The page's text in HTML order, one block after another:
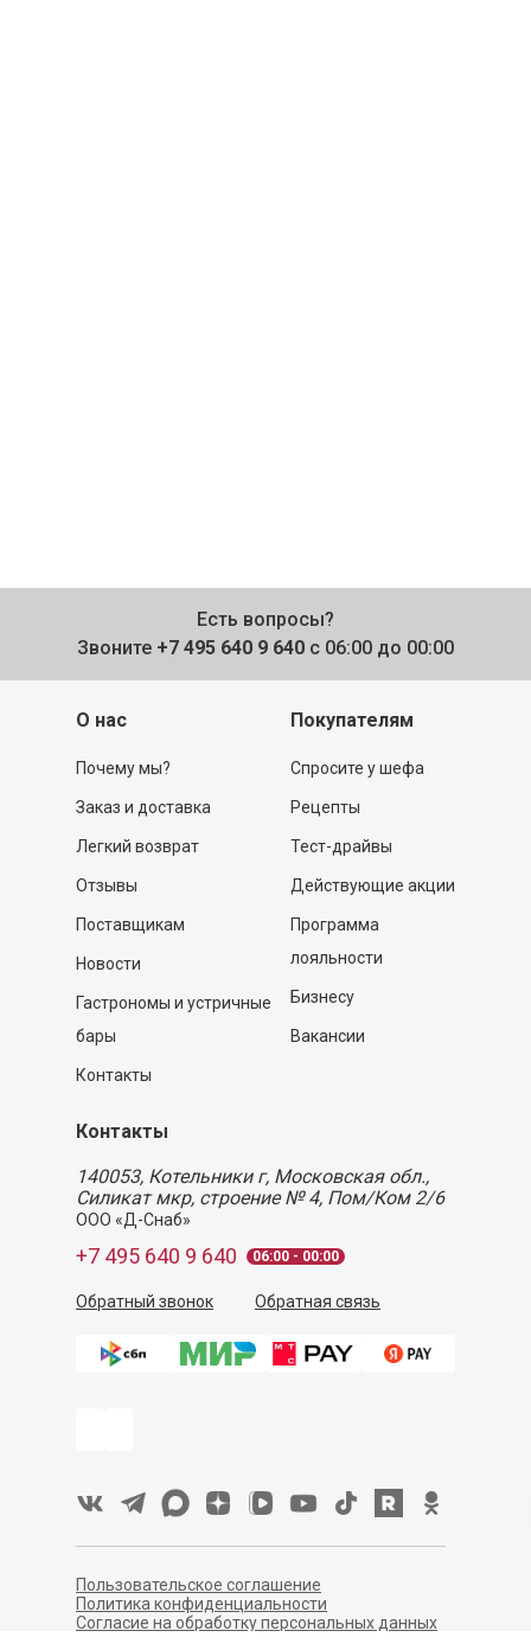
Есть вопросы?
Звоните +7 495 640 9 640 с 06:00 до 00:00
О нас
Почему мы?
Заказ и доставка
Легкий возврат
Отзывы
Поставщикам
Новости
Гастрономы и устричные
бары
Контакты
Покупателям
Спросите у шефа
Рецепты
Тест-драйвы
Действующие акции
Программа
лояльности
Бизнесу
Вакансии
Контакты
140053, Котельники г, Московская обл.,
Силикат мкр, строение № 4, Пом/Ком 2/6
ООО «Д-Снаб»
+7 495 640 9 640 06:00 - 00:00
Обратный звонок Обратная связь
Пользовательское соглашение
Политика конфиденциальности
Согласие на обработку персональных данных